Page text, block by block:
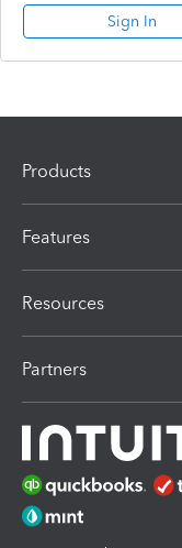
Sign In
Products
Features
Resources
Partners